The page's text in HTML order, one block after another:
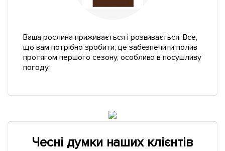
Ваша рослина приживається і розвивається. Все,
що вам потрібно зробити, це забезпечити полив
протягом першого сезону, особливо в посушливу
погоду.
Чесні думки наших клієнтів